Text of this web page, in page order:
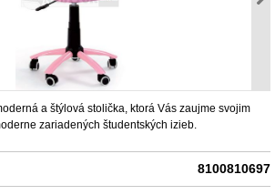
a štýlová stolička, ktorá Vás zaujme svojim
zariadených študentských izieb.
8100810697